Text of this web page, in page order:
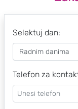
Selektuj dan:
Telefon za